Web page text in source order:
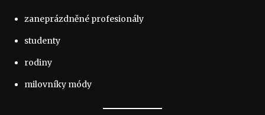
zaneprázdněné profesionály
studenty
rodiny
milovníky módy